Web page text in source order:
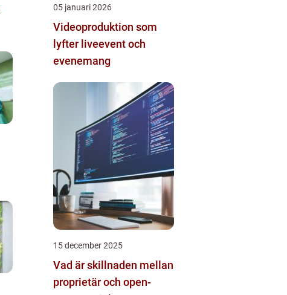
05 januari 2026
Videoproduktion som
lyfter liveevent och
evenemang
15 december 2025
Vad är skillnaden mellan
proprietär och open-